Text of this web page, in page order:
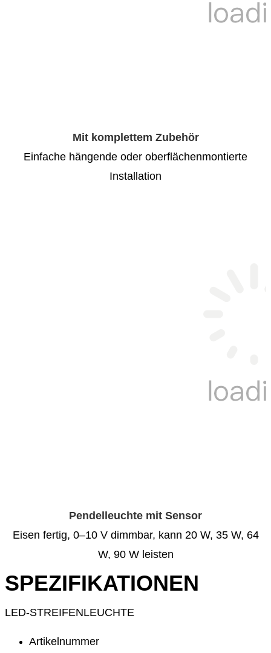
Mit komplettem Zubehör
Einfache hängende oder oberflächenmontierte
Installation
Pendelleuchte mit Sensor
Eisen fertig, 0–10 V dimmbar, kann 20 W, 35 W, 64
W, 90 W leisten
SPEZIFIKATIONEN
LED-STREIFENLEUCHTE
Artikelnummer